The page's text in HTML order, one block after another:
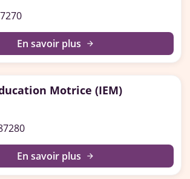
En savoir plus arrow_forward
Motrice (IEM)
En savoir plus arrow_forward